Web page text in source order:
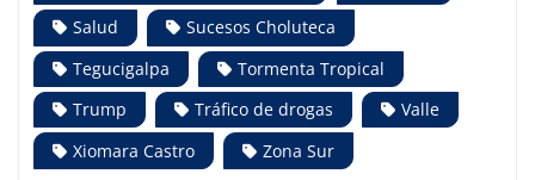
Salud
Sucesos Choluteca
Tegucigalpa
Tormenta Tropical
Trump
Tráfico de drogas
Valle
Xiomara Castro
Zona Sur